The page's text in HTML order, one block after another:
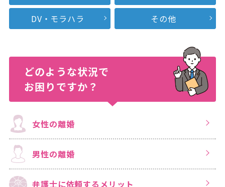
DV・モラハラ
その他
どのような状況で
お困りですか？
女性の離婚
男性の離婚
弁護士に依頼するメリット